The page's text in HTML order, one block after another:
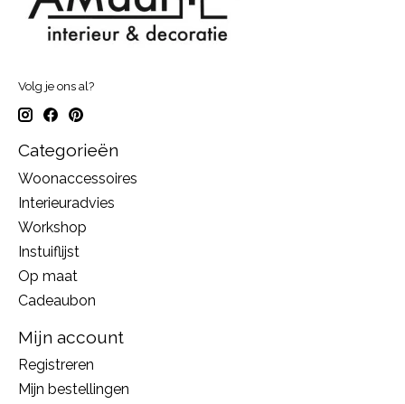
Volg je ons al?
Categorieën
Woonaccessoires
Interieuradvies
Workshop
Instuiflijst
Op maat
Cadeaubon
Mijn account
Registreren
Mijn bestellingen